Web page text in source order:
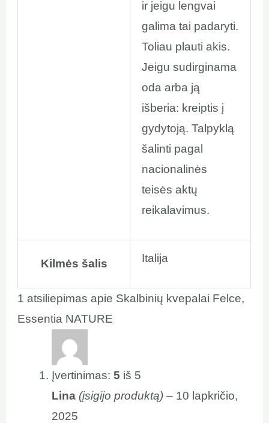
ir jeigu lengvai
galima tai padaryti.
Toliau plauti akis.
Jeigu sudirginama
oda arba ją
išberia: kreiptis į
gydytoją. Talpyklą
šalinti pagal
nacionalinės
teisės aktų
reikalavimus.
Kilmės šalis Italija
1 atsiliepimas apie Skalbinių kvepalai Felce,
Essentia NATURE
Įvertinimas:5 iš 5
Lina (įsigijo produktą) – 10 lapkričio,
2025